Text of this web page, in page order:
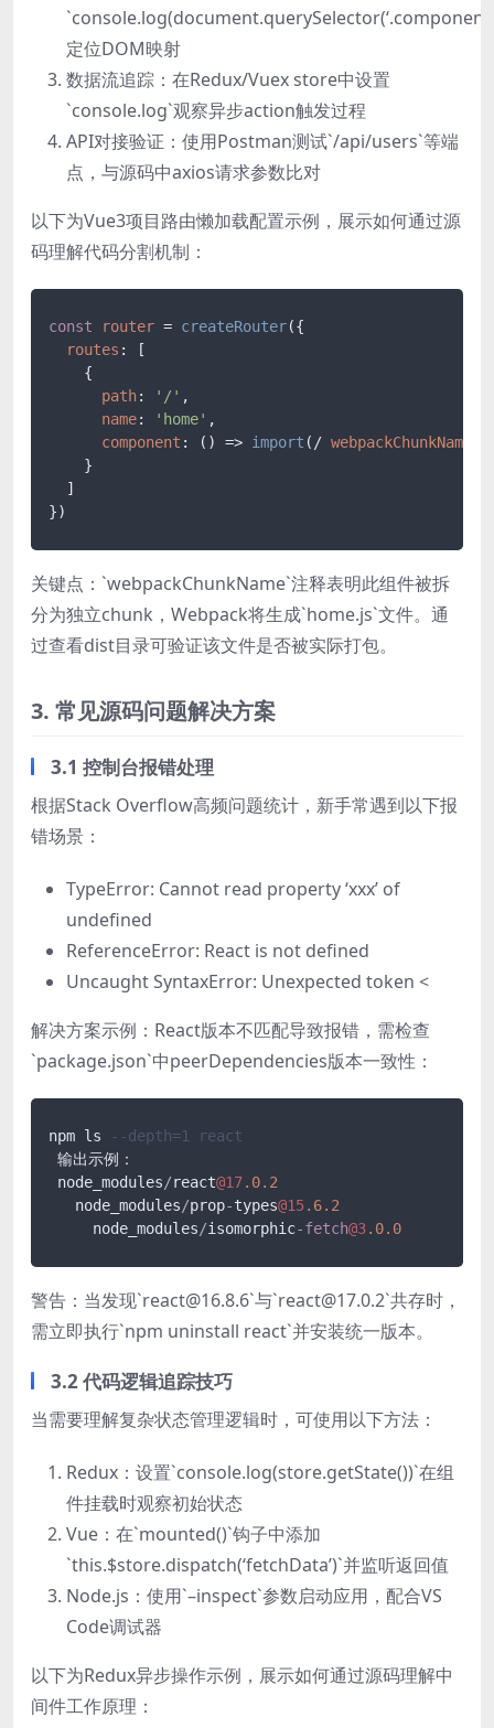
定位DOM映射
数据流追踪：在Redux/Vuex store中设置
`console.log`观察异步action触发过程
API对接验证：使用Postman测试`/api/users`等端
点，与源码中axios请求参数比对
以下为Vue3项目路由懒加载配置示例，展示如何通过源
码理解代码分割机制：
const router = createRouter({
routes : [
    {
path: '/' ,
name: 'home' ,
component : () => import (/ webpackChunkName
    }
  ]
关键点：`webpackChunkName`注释表明此组件被拆
分为独立chunk，Webpack将生成`home.js`文件。通
过查看dist目录可验证该文件是否被实际打包。
3. 常见源码问题解决方案
3.1 控制台报错处理
根据Stack Overflow高频问题统计，新手常遇到以下报
错场景：
TypeError: Cannot read property ‘xxx’ of
undefined
ReferenceError: React is not defined
Uncaught SyntaxError: Unexpected token <
解决方案示例：React版本不匹配导致报错，需检查
`package.json`中peerDependencies版本一致性：
npm ls
--depth=1 react
输出示例：
node_modules/react@17.0.2
   node_modules
/prop-types@15.6.2
     node_modules
/isomorphic-fetch@3.0.0
警告：当发现`react@16.8.6`与`react@17.0.2`共存时，
需立即执行`npm uninstall react`并安装统一版本。
3.2 代码逻辑追踪技巧
当需要理解复杂状态管理逻辑时，可使用以下方法：
Redux：设置`console.log(store.getState())`在组
件挂载时观察初始状态
Vue：在`mounted()`钩子中添加
`this.$store.dispatch(‘fetchData’)`并监听返回值
Node.js：使用`–inspect`参数启动应用，配合VS
Code调试器
以下为Redux异步操作示例，展示如何通过源码理解中
间件工作原理：